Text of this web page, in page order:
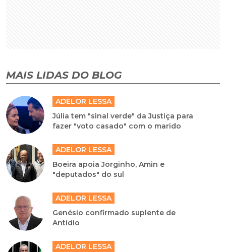
MAIS LIDAS DO BLOG
ADELOR LESSA
Júlia tem "sinal verde" da Justiça para
fazer "voto casado" com o marido
ADELOR LESSA
Boeira apoia Jorginho, Amin e
"deputados" do sul
ADELOR LESSA
Genésio confirmado suplente de
Antídio
ADELOR LESSA